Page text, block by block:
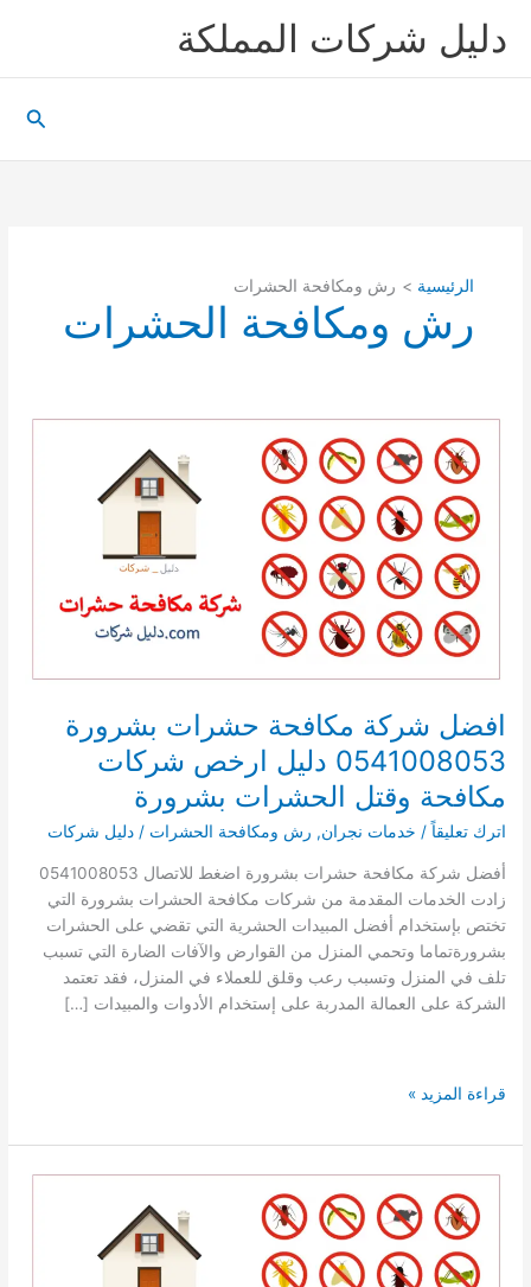
دليل شركات المملكة
الرئيسية رش ومكافحة الحشرات
رش ومكافحة الحشرات
افضل شركة مكافحة حشرات بشرورة
0541008053 دليل ارخص شركات
مكافحة وقتل الحشرات بشرورة
اترك تعليقاً / خدمات نجران, رش ومكافحة الحشرات /دليل شركات
زادت الخدمات المقدمة من شركات مكافحة الحشرات بشرورة التي
تختص بإستخدام أفضل المبيدات الحشرية التي تقضي على الحشرات
بشرورةتماما وتحمي المنزل من القوارض والآفات الضارة التي تسبب
تلف في المنزل وتسبب رعب وقلق للعملاء في المنزل، فقد تعتمد
الشركة على العمالة المدربة على إستخدام الأدوات والمبيدات […]
افضل
مكافحة
حشرات
بشرورة
0541008053
ارخص
قراءة المزيد »